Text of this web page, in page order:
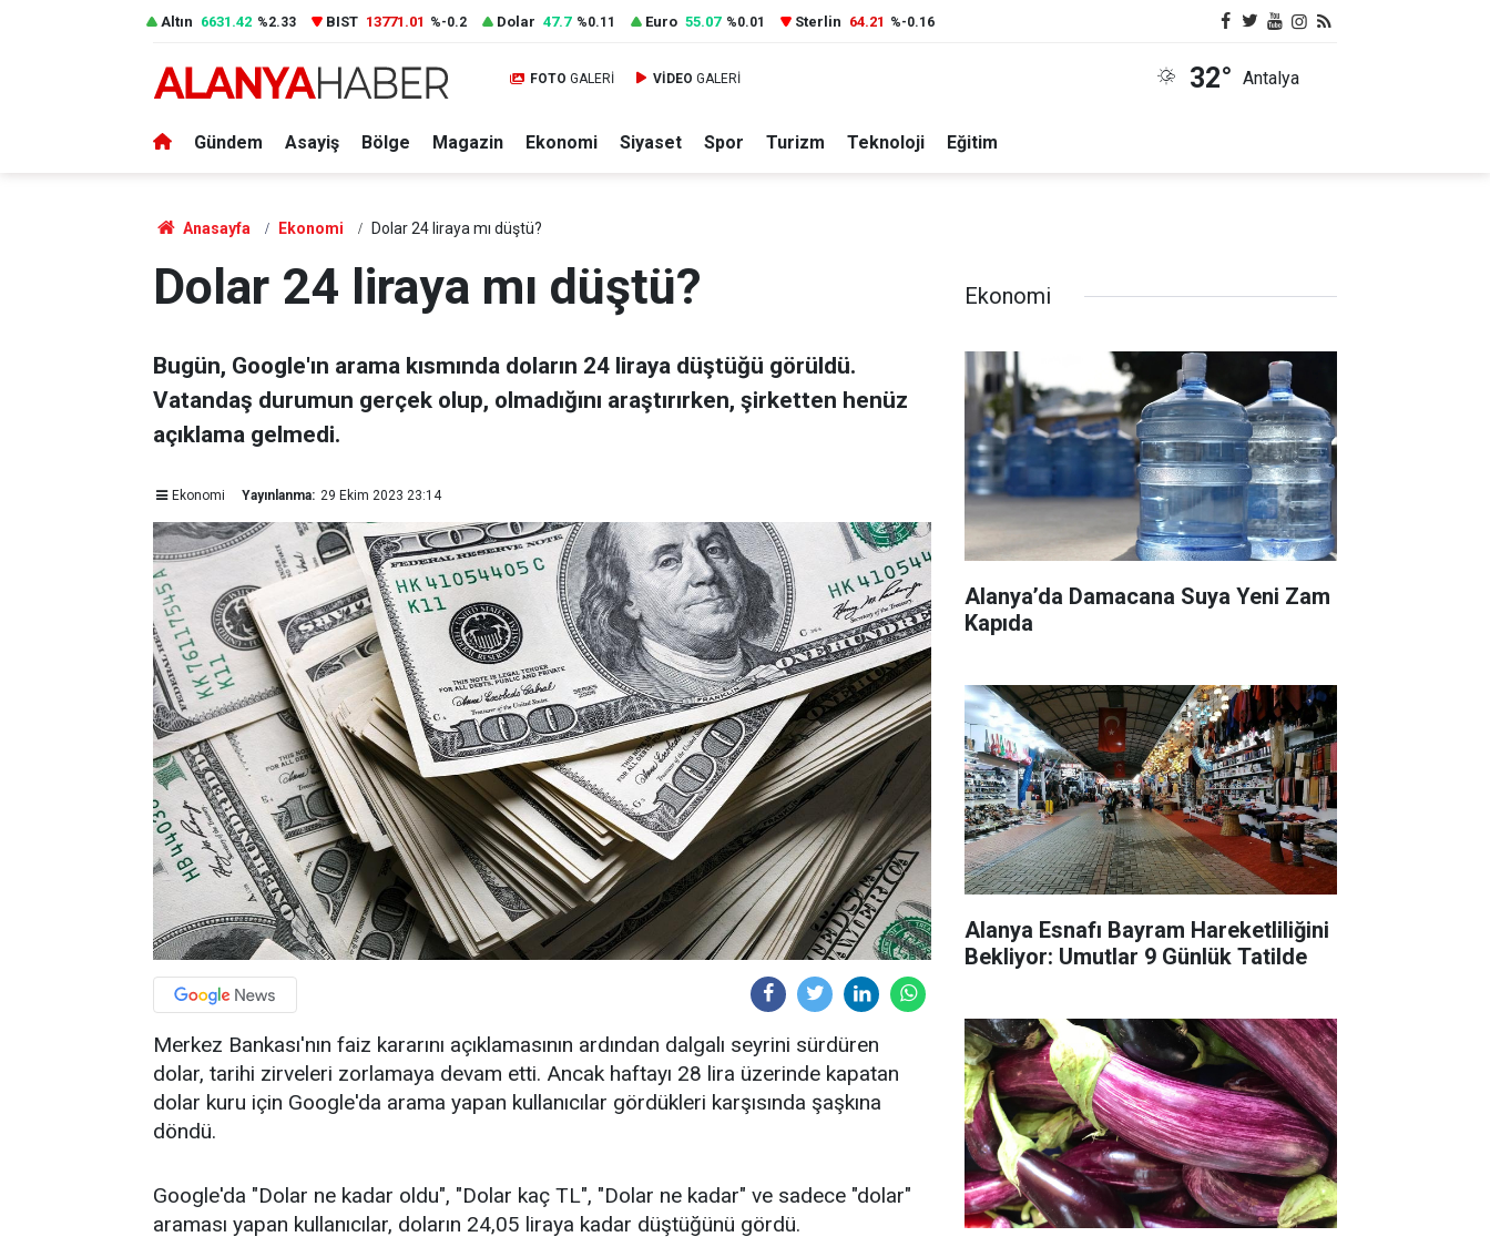
Altın 6631.42 %2.33 BIST 13771.01 %-0.2 Dolar 47.7 %0.11 Euro 55.07 %0.01 Sterlin 64.21 %-0.16
FOTO GALERİ VİDEO GALERİ 32° Antalya
Gündem Asayiş Bölge Magazin Ekonomi Siyaset Spor Turizm Teknoloji Eğitim
Anasayfa Ekonomi Dolar 24 liraya mı düştü?
Dolar 24 liraya mı düştü?
Bugün, Google'ın arama kısmında doların 24 liraya düştüğü görüldü.
Vatandaş durumun gerçek olup, olmadığını araştırırken, şirketten henüz
açıklama gelmedi.
Ekonomi Yayınlanma: 29 Ekim 2023 23:14
Merkez Bankası'nın faiz kararını açıklamasının ardından dalgalı seyrini sürdüren
dolar, tarihi zirveleri zorlamaya devam etti. Ancak haftayı 28 lira üzerinde kapatan
dolar kuru için Google'da arama yapan kullanıcılar gördükleri karşısında şaşkına
döndü.
Google'da "Dolar ne kadar oldu", "Dolar kaç TL", "Dolar ne kadar" ve sadece "dolar"
araması yapan kullanıcılar, doların 24,05 liraya kadar düştüğünü gördü.
Ekonomi
Alanya’da Damacana Suya Yeni Zam
Kapıda
Alanya Esnafı Bayram Hareketliliğini
Bekliyor: Umutlar 9 Günlük Tatilde